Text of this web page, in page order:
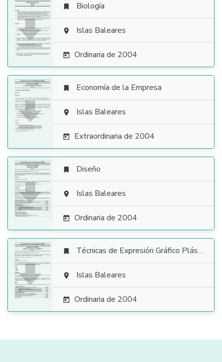

 Biología
 Islas Baleares
 Ordinaria de 2004

 Economía de la Empresa
 Islas Baleares
 Extraordinaria de 2004

 Diseño
 Islas Baleares
 Ordinaria de 2004

 Técnicas de Expresión Gráfico Plástica
 Islas Baleares
 Ordinaria de 2004